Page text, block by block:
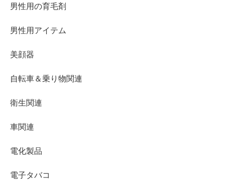
男性用の育毛剤
男性用アイテム
美顔器
自転車＆乗り物関連
衛生関連
車関連
電化製品
電子タバコ